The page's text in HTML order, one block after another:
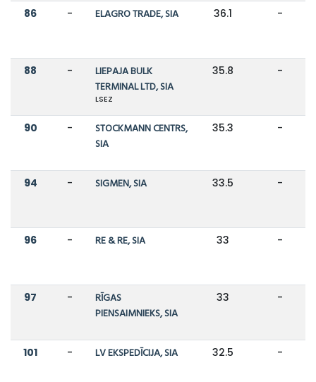
86 - ELAGRO TRADE, SIA 36.1 -
88 -
LIEPAJA BULK
TERMINAL LTD, SIA
LSEZ
35.8 -
90 -
STOCKMANN CENTRS,
SIA
35.3 -
94 - SIGMEN, SIA 33.5 -
96 - RE & RE, SIA 33 -
97 -
RĪGAS
PIENSAIMNIEKS, SIA
33 -
101 - LV EKSPEDĪCIJA, SIA 32.5 -